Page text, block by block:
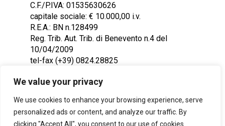
We value your privacy
We use cookies to enhance your browsing experience, serve
personalized ads or content, and analyze our traffic. By
clicking "Accept All", you consent to our use of cookies.
C.F./P.IVA: 01535630626
capitale sociale: € 10.000,00 i.v.
R.E.A.: BN n.128499
Reg. Trib. Aut. Trib. di Benevento n.4 del
10/04/2009
tel-fax (+39) 0824.28825